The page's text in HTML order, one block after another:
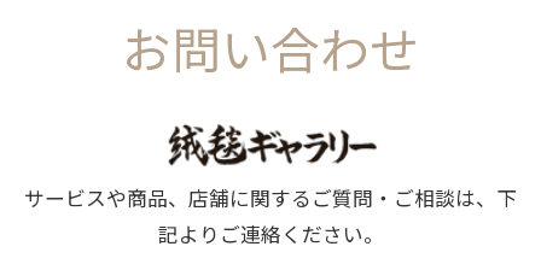
お問い合わせ
サービスや商品、店舗に関するご質問・ご相談は、下
記よりご連絡ください。